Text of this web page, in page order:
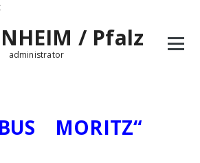
/ Pfalz
administrator
MORITZ“